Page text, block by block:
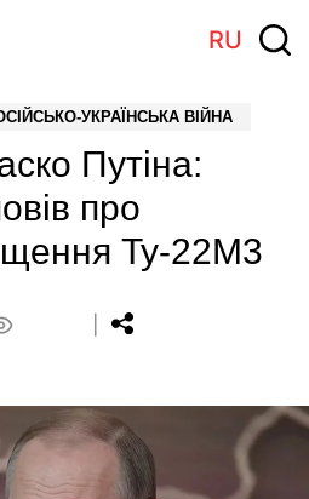
RU
УКРАЇНСЬКА ВІЙНА
Путіна:
про
Ту-22М3